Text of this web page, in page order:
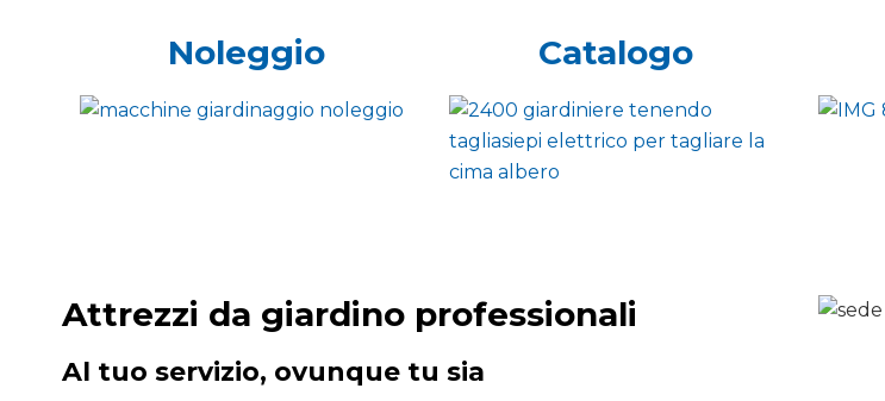
Noleggio Catalogo
Attrezzi da giardino professionali
Al tuo servizio, ovunque tu sia